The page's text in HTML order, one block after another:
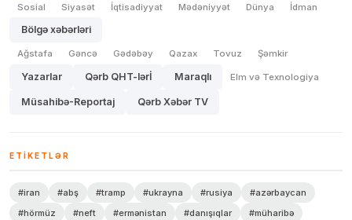
Sosial Siyasət İqtisadiyyat Mədəniyyət Dünya İdman
Bölgə xəbərləri
Ağstafa Gəncə Gədəbəy Qazax Tovuz Şəmkir
Yazarlar Qərb QHT-lərİ Maraqlı Elm və Texnologiya
Müsahibə-Reportaj Qərb Xəbər TV
ETIKETLƏR
#iran #abş #tramp #ukrayna #rusiya
#azərbaycan
#hörmüz
#neft #ermənistan #danışıqlar #müharibə